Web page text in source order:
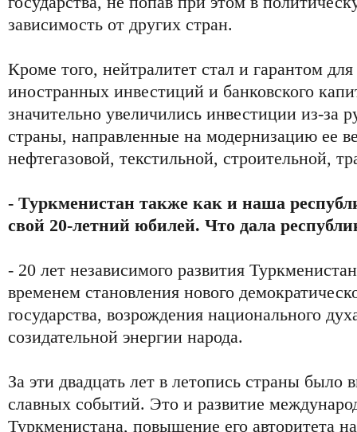
зависимость от других стран.
Кроме того, нейтралитет стал и гарантом
иностранных инвестиций и банковского
значительно увеличились инвестиции из-за
страны, направленные на модернизацию ее
нефтегазовой, текстильной, строительной,
- Туркменистан также как и наша
свой 20-летний юбилей. Что дала
- 20 лет независимого развития
временем становления нового
государства, возрождения национального
созидательной энергии народа.
За эти двадцать лет в летопись страны было
славных событий. Это и развитие
Туркменистана, повышение его авторитета